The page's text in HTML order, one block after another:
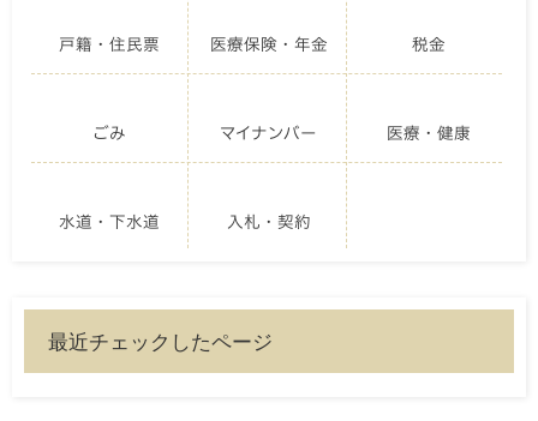
戸籍・住民票 医療保険・年金 税金
ごみ マイナンバー 医療・健康
水道・下水道 入札・契約
最近チェックしたページ